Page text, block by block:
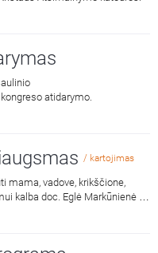
atidarymo.
/ kartojimas
mama, vadove, krikščione,
kalba doc. Eglė Markūnienė –
vadovė. Laidos vedėjas
Medicinos fakulteto